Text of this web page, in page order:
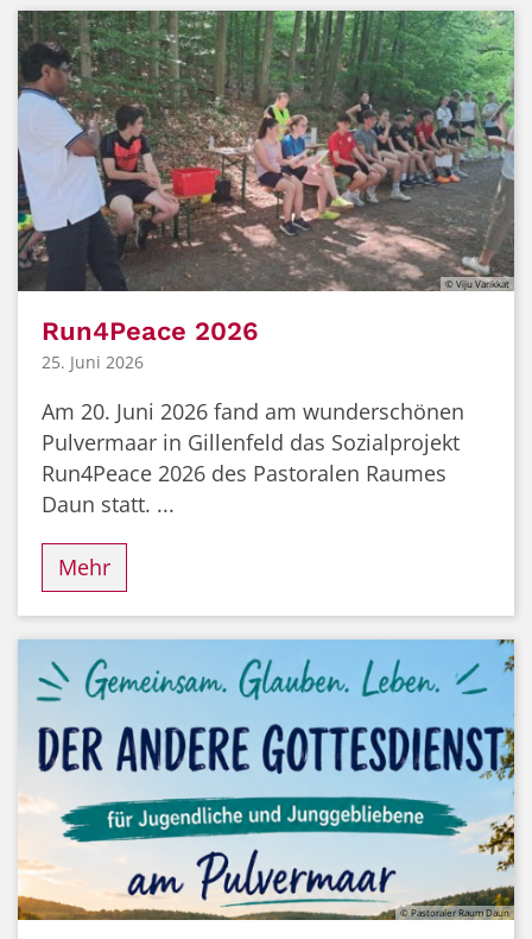
© Viju Varikkat
Run4Peace 2026
25. Juni 2026
Am 20. Juni 2026 fand am wunderschönen
Pulvermaar in Gillenfeld das Sozialprojekt
Run4Peace 2026 des Pastoralen Raumes
Daun statt. ...
Mehr
© Pastoraler Raum Daun